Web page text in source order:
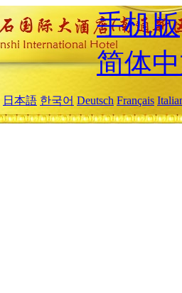
手机版
简体
日本語 한국어 Deutsch Français